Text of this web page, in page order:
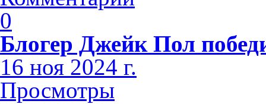
0
Блогер Джейк Пол
16 ноя 2024 г.
Просмотры